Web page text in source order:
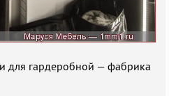
для гардеробной — фабрика